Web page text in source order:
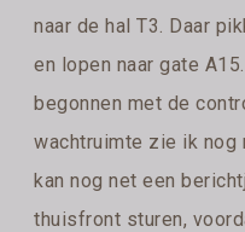
naar de hal T3. Daar
en lopen naar gate
begonnen met de
wachtruimte zie ik nog
kan nog net een
thuisfront sturen,